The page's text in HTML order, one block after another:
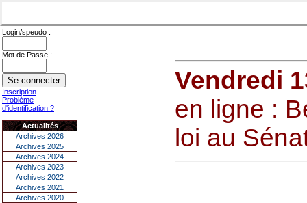
Login/speudo :
Mot de Passe :
Inscription
Problème
d'identification ?
Actualités
Archives 2026
Archives 2025
Archives 2024
Archives 2023
Archives 2022
Archives 2021
Archives 2020
Vendredi
en ligne :
loi au